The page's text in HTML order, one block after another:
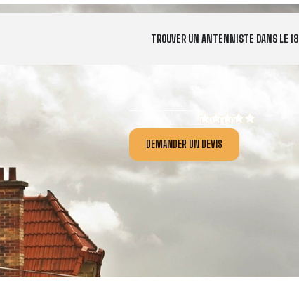
TROUVER UN ANTENNISTE DANS LE 18
DEMANDER UN DEVIS